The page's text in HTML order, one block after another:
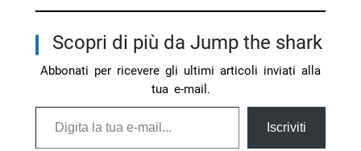
Scopri di più da Jump the shark
Abbonati per ricevere gli ultimi articoli inviati alla
tua e-mail.
Digita la tua e-mail...
Iscriviti